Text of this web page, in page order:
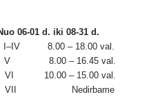
06-01 d. iki 08-31 d.
8.00 – 18.00 val.
– 16.45 val.
– 15.00 val.
Nedirbame